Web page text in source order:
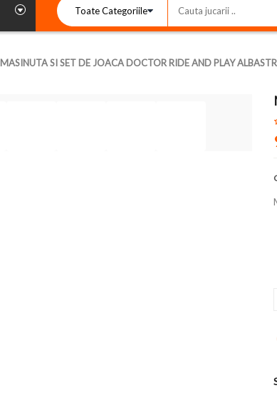
MASINUTA SI SET DE JOACA DOCTOR RIDE AND PLAY